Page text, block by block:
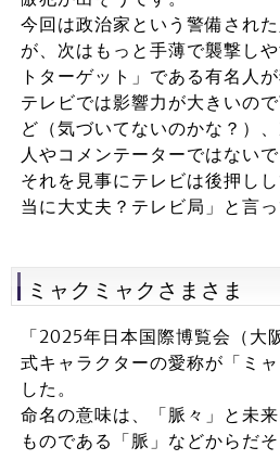
今回は政治家という警備され
が、次はもっと手薄で襲撃し
トターゲット」である有名人
テレビでは影響力が大きいの
ど（気づいてないのかな？）
人やコメンテーターではないで
それを見事にテレビは後押し
当に大丈夫？テレビ局」と言っ
ミャクミャクさまさま
「2025年日本国際博覧会（大
式キャラクターの愛称が「ミ
した。
命名の意味は、「脈々」と未
ものである「脈」などからだそ